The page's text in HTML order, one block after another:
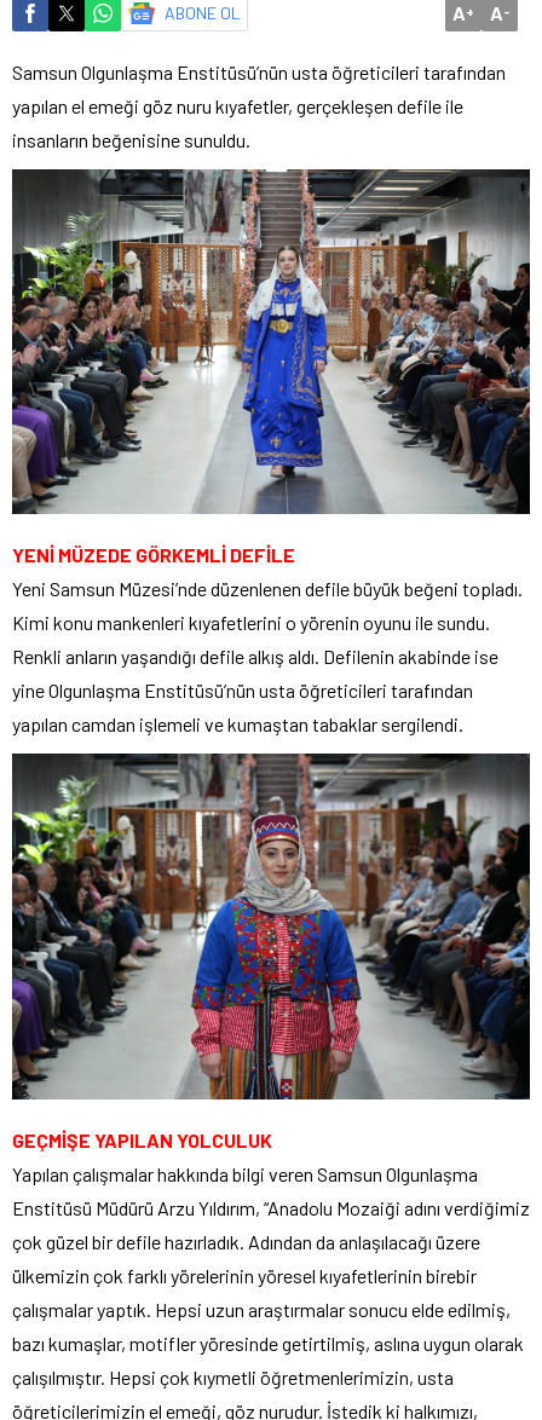
ABONE OL A+ A-
Samsun Olgunlaşma Enstitüsü’nün usta öğreticileri tarafından
yapılan el emeği göz nuru kıyafetler, gerçekleşen defile ile
insanların beğenisine sunuldu.
YENİ MÜZEDE GÖRKEMLİ DEFİLE
Yeni Samsun Müzesi’nde düzenlenen defile büyük beğeni topladı.
Kimi konu mankenleri kıyafetlerini o yörenin oyunu ile sundu.
Renkli anların yaşandığı defile alkış aldı. Defilenin akabinde ise
yine Olgunlaşma Enstitüsü’nün usta öğreticileri tarafından
yapılan camdan işlemeli ve kumaştan tabaklar sergilendi.
GEÇMİŞE YAPILAN YOLCULUK
Yapılan çalışmalar hakkında bilgi veren Samsun Olgunlaşma
Enstitüsü Müdürü Arzu Yıldırım, “Anadolu Mozaiği adını verdiğimiz
çok güzel bir defile hazırladık. Adından da anlaşılacağı üzere
ülkemizin çok farklı yörelerinin yöresel kıyafetlerinin birebir
çalışmalar yaptık. Hepsi uzun araştırmalar sonucu elde edilmiş,
bazı kumaşlar, motifler yöresinde getirtilmiş, aslına uygun olarak
çalışılmıştır. Hepsi çok kıymetli öğretmenlerimizin, usta
öğreticilerimizin el emeği, göz nurudur. İstedik ki halkımızı,